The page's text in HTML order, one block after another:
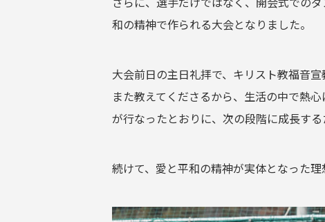
和の精神で作られる大会となりました。
大会前日の主日礼拝で、キリスト教福音
また教えてくださるから、生活の中で熱
が行なったとおりに、次の段階に成長す
続けて、愛と平和の精神が実体となった